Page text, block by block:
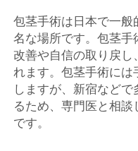
包茎手術は日本で一
名な場所です。包茎
改善や自信の取り戻し
れます。包茎手術に
しますが、新宿など
るため、専門医と相
です。